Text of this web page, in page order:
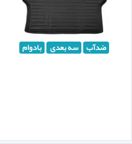
ضدآب سه بعدی بادوام